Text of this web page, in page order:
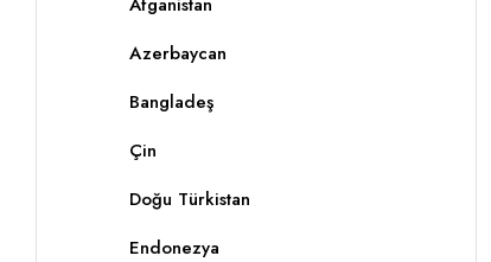
Azerbaycan
Bangladeş
Çin
Doğu Türkistan
Endonezya